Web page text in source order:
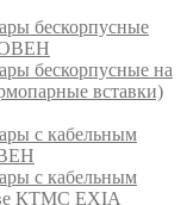
бескорпусные
ОВЕН
бескорпусные на
вставки)
с кабельным
с кабельным
КТМС EXIA